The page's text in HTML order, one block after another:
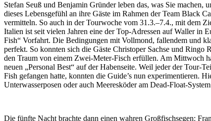
Stefan Seuß und Benjamin Gründer leben das, was Sie machen,
dieses Lebensgefühl an ihre Gäste im Rahmen der Team Black
vermitteln. So auch in der Tourwoche vom 31.3.–7.4., mit dem
Italien ist seit vielen Jahren eine der Top-Adressen auf Waller in
Fish“ Vorfahrt. Die Bedingungen mit Vollmond, fallendem und
perfekt. So konnten sich die Gäste Christoper Sachse und Ringo
den Traum von einem Zwei-Meter-Fisch erfüllen. Am Mittwoch
neuen „Personal Best“ auf der Habenseite. Weil jeder der Tour-
Fish gefangen hatte, konnten die Guide’s nun experimentieren.
Unterwasserposen oder auch Meeresköder am Dead-Float-
Die fünfte Nacht brachte dann einen wahren Großfischsegen: